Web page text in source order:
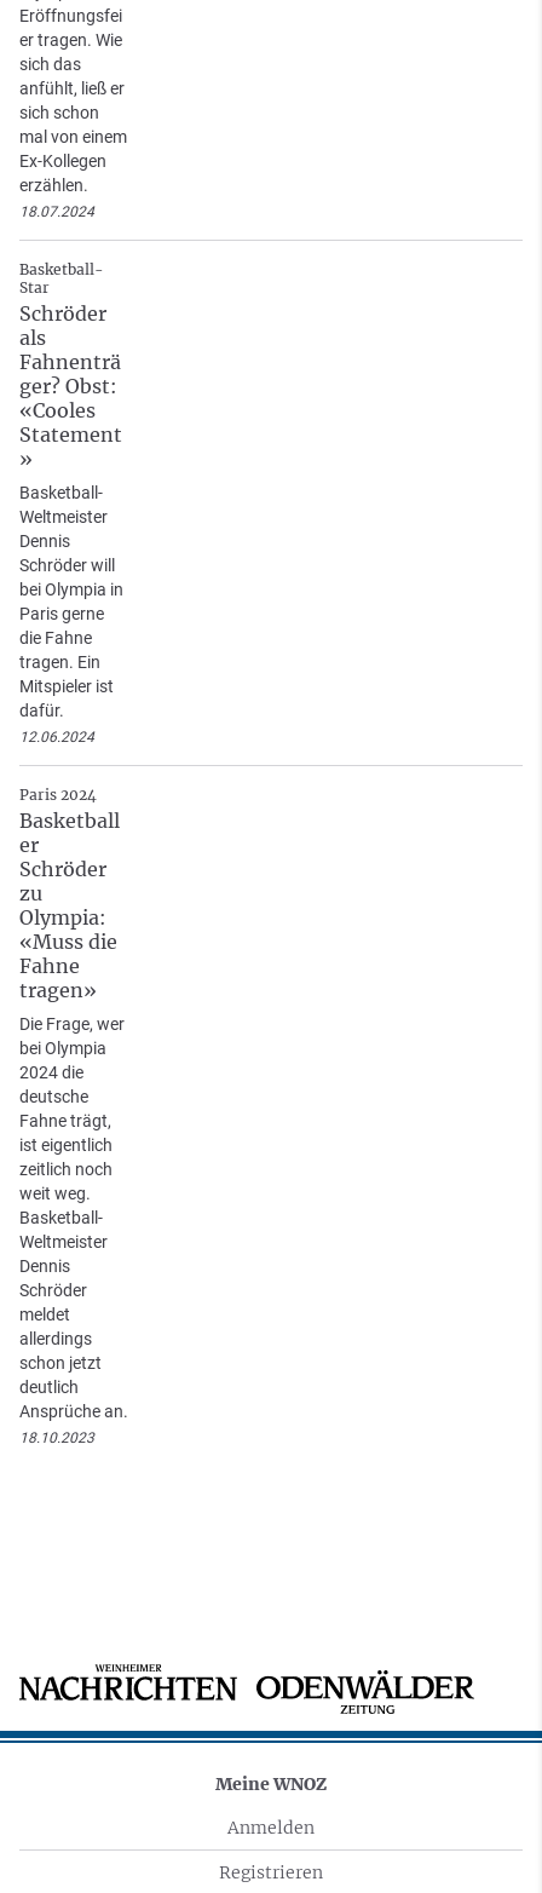
Eröffnungsfei
er tragen. Wie
sich das
anfühlt, ließ er
sich schon
mal von einem
Ex-Kollegen
erzählen.
18.07.2024
Basketball-
Star
Schröder
als
Fahnenträ
ger? Obst:
«Cooles
Statement
»
Basketball-
Weltmeister
Dennis
Schröder will
bei Olympia in
Paris gerne
die Fahne
tragen. Ein
Mitspieler ist
dafür.
12.06.2024
Paris 2024
Basketball
er
Schröder
zu
Olympia:
«Muss die
Fahne
tragen»
Die Frage, wer
bei Olympia
2024 die
deutsche
Fahne trägt,
ist eigentlich
zeitlich noch
weit weg.
Basketball-
Weltmeister
Dennis
Schröder
meldet
allerdings
schon jetzt
deutlich
Ansprüche an.
18.10.2023
Meine WNOZ
Anmelden
Registrieren